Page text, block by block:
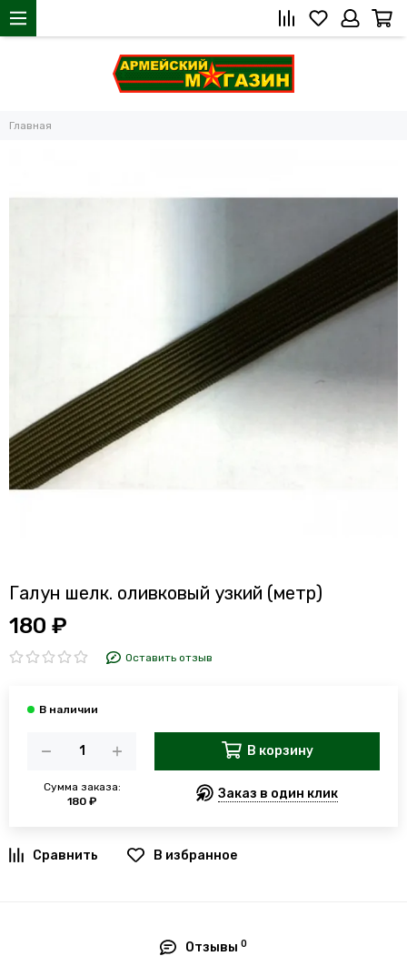
Главная
Галун шелк. оливковый узкий (метр)
180 ₽
Оставить отзыв
Сумма заказа:
180 ₽
В корзину
Заказ в один клик
В избранное
Отзывы0